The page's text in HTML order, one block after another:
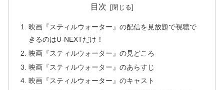
目次
映画『スティルウォーター』の配信を見放題で視聴で
きるのはU-NEXTだけ！
映画『スティルウォーター』の見どころ
映画『スティルウォーター』のあらすじ
映画『スティルウォーター』のキャスト